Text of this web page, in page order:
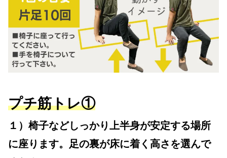
プチ筋トレ①
１）椅子などしっかり上半身が安定する場所
に座ります。足の裏が床に着く高さを選んで